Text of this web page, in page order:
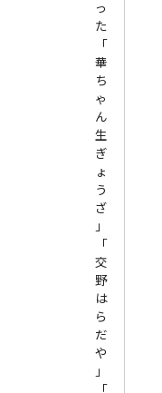
っ
た
「
華
ち
ゃ
ん
生
ぎ
ょ
う
ざ
」
「
交
野
は
ら
だ
や
」
「